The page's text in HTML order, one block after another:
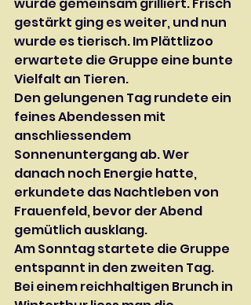
gestärkt ging es weiter, und nun
wurde es tierisch. Im Plättlizoo
erwartete die Gruppe eine bunte
Vielfalt an Tieren.
Den gelungenen Tag rundete ein
feines Abendessen mit
anschliessendem
Sonnenuntergang ab. Wer
danach noch Energie hatte,
erkundete das Nachtleben von
Frauenfeld, bevor der Abend
gemütlich ausklang.
Am Sonntag startete die Gruppe
entspannt in den zweiten Tag.
Bei einem reichhaltigen Brunch in